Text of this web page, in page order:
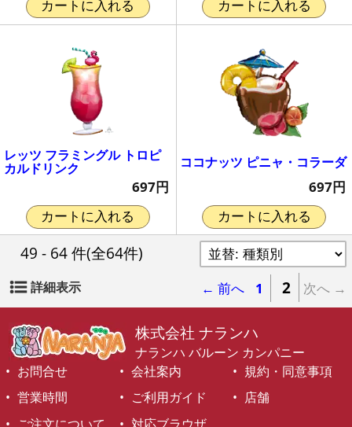
カートに入れる カートに入れる
レッツ フラミングル トロピ
カルドリンク
697円
カートに入れる
ココナッツ ピニャ・コラーダ
697円
カートに入れる
49 - 64 件(全64件)
詳細表示 ← 前へ 1 2 次へ →
株式会社 ナランハ
ナランハ バルーン カンパニー
お問合せ
会社案内
規約・同意事項
営業時間
ご利用ガイド
店舗